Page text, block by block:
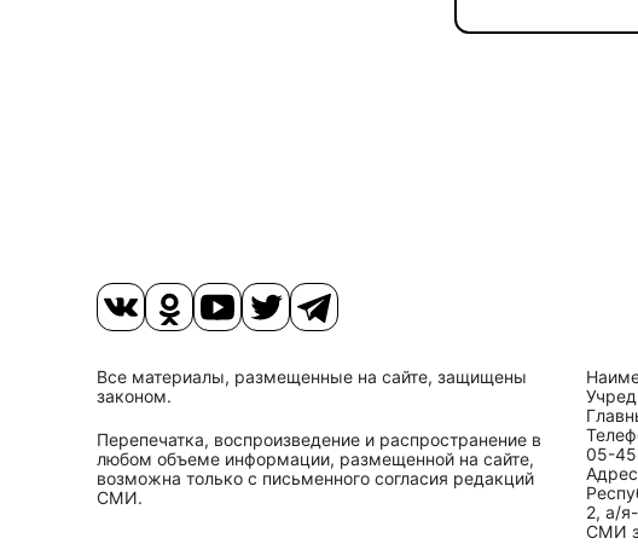
Все материалы, размещенные на сайте, защищены
законом.
Перепечатка, воспроизведение и распространение в
любом объеме информации, размещенной на сайте,
возможна только с письменного согласия редакций
СМИ.
05-
2, а/
СМИ